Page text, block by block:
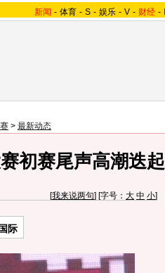
新闻 - 体育 - S - 娱乐 - V - 财经 -
> 最新动态
初赛尾声高潮迭起
[我来说两句] [字号： 大 中 小]
际